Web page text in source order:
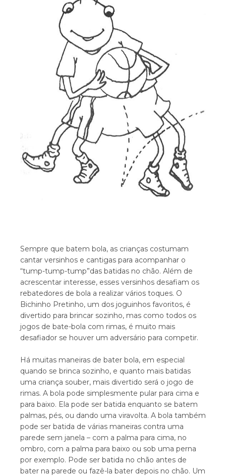
Sempre que batem bola, as crianças costumam
cantar versinhos e cantigas para acompanhar o
“tump-tump-tump”das batidas no chão. Além de
acrescentar interesse, esses versinhos desafiam os
rebatedores de bola a realizar vários toques. O
Bichinho Pretinho, um dos joguinhos favoritos, é
divertido para brincar sozinho, mas como todos os
jogos de bate-bola com rimas, é muito mais
desafiador se houver um adversário para competir.
Há muitas maneiras de bater bola, em especial
quando se brinca sozinho, e quanto mais batidas
uma criança souber, mais divertido será o jogo de
rimas. A bola pode simplesmente pular para cima e
para baixo. Ela pode ser batida enquanto se batem
palmas, pés, ou dando uma viravolta. A bola também
pode ser batida de várias maneiras contra uma
parede sem janela – com a palma para cima, no
ombro, com a palma para baixo ou sob uma perna
por exemplo. Pode ser batida no chão antes de
bater na parede ou fazê-la bater depois no chão. Um